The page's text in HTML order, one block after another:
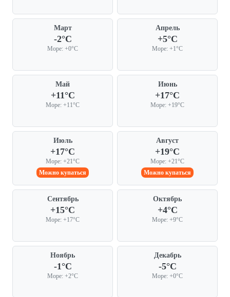
Март
-2°C
Море: +0°C
Апрель
+5°C
Море: +1°C
Май
+11°C
Море: +11°C
Июнь
+17°C
Море: +19°C
Июль
+17°C
Море: +21°C
Можно купаться
Август
+19°C
Море: +21°C
Можно купаться
Сентябрь
+15°C
Море: +17°C
Октябрь
+4°C
Море: +9°C
Ноябрь
-1°C
Море: +2°C
Декабрь
-5°C
Море: +0°C